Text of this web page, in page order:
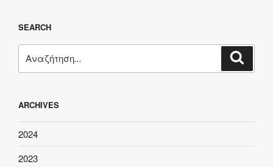
SEARCH
για:
ARCHIVES
2024
2023